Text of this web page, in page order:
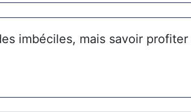
imbéciles, mais savoir